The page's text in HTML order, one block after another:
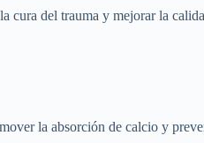
cura del trauma y mejorar la
la absorción de calcio y